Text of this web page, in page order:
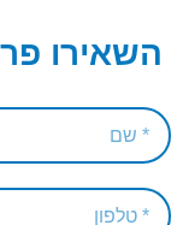
השאירו